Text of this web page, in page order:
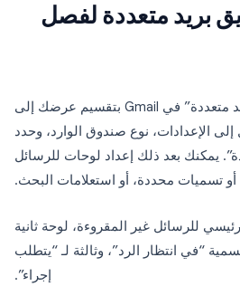
بريد متعددة لفصل
تقوم لوحة “صناديق بريد متعددة” في Gmail بتقسيم عرضك إلى
إلى الإعدادات، نوع صندوق الوارد، وحدد
يمكنك بعد ذلك إعداد لوحات للرسائل
أو تسميات محددة، أو استعلامات البحث.
للرسائل غير المقروءة، لوحة ثانية
“في انتظار الرد”، وثالثة لـ “يتطلب
إجراء”.